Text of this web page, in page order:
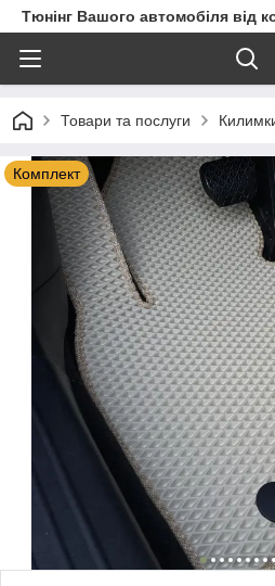
Тюнінг Вашого автомобіля від
Товари та послуги
Комплект